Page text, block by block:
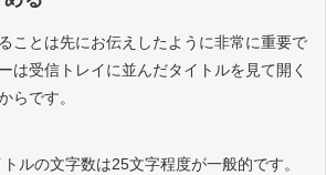
ことは先にお伝えしたように非常に重要で
は受信トレイに並んだタイトルを見て開く
らです。
ルの文字数は25文字程度が一般的です。